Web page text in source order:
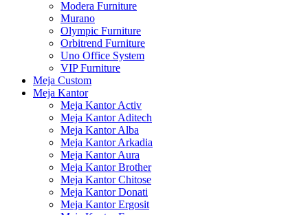
Modera Furniture
Murano
Olympic Furniture
Orbitrend Furniture
Uno Office System
VIP Furniture
Meja Custom
Meja Kantor
Meja Kantor Activ
Meja Kantor Aditech
Meja Kantor Alba
Meja Kantor Arkadia
Meja Kantor Aura
Meja Kantor Brother
Meja Kantor Chitose
Meja Kantor Donati
Meja Kantor Ergosit